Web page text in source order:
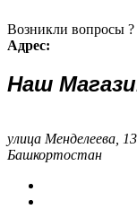
Возникли вопросы ?
Адрес:
Наш
улица Менделеева,
Башкортостан